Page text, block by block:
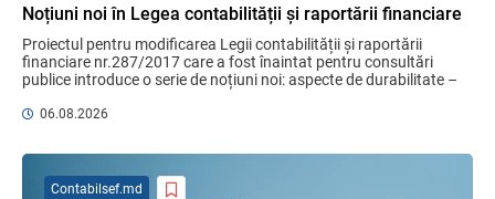
Plafonul operațiunilor valutare de capital
fără autorizarea BNM va crește
06.08.2026
consultare publică
06.08.2026
Noțiuni noi în Legea contabilității și raportării financiare
Proiectul pentru modificarea Legii contabilității și raportării
financiare nr.287/2017 care a fost înaintat pentru consultări
publice introduce o serie de noțiuni noi: aspecte de durabilitate –
06.08.2026
Contabilsef.md